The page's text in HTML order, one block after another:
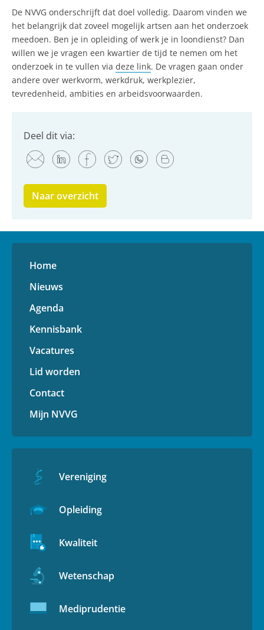
De NVVG onderschrijft dat doel volledig. Daarom vinden we
het belangrijk dat zoveel mogelijk artsen aan het onderzoek
meedoen. Ben je in opleiding of werk je in loondienst? Dan
willen we je vragen een kwartier de tijd te nemen om het
onderzoek in te vullen via deze link. De vragen gaan onder
andere over werkvorm, werkdruk, werkplezier,
tevredenheid, ambities en arbeidsvoorwaarden.
Deel dit via:
Naar overzicht
Home
Nieuws
Agenda
Kennisbank
Vacatures
Lid worden
Contact
Mijn NVVG
Vereniging
Opleiding
Kwaliteit
Wetenschap
Mediprudentie